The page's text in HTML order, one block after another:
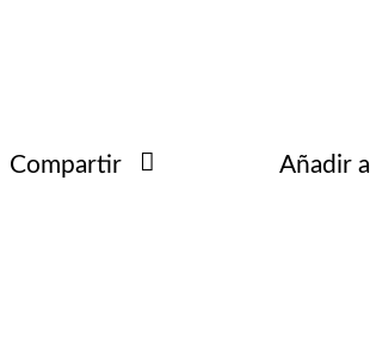
Añadir
Compartir